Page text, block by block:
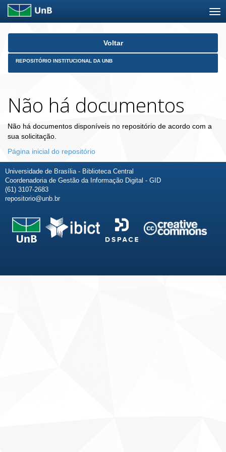
Skip
Voltar
REPOSITÓRIO INSTITUCIONAL DA UNB
Não há documentos
Não há documentos disponíveis no repositório de acordo com a
sua solicitação.
Página inicial do repositório
Universidade de Brasília - Biblioteca Central
Coordenadoria de Gestão da Informação Digital - GID
(61) 3107-2683
repositorio@unb.br